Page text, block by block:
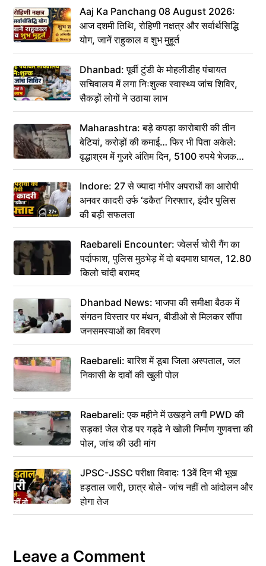
Aaj Ka Panchang 08 August 2026:
आज दशमी तिथि, रोहिणी नक्षत्र और सर्वार्थसिद्धि
योग, जानें राहुकाल व शुभ मुहूर्त
Dhanbad: पूर्वी टुंडी के मोहलीडीह पंचायत
सचिवालय में लगा निःशुल्क स्वास्थ्य जांच शिविर,
सैकड़ों लोगों ने उठाया लाभ
Maharashtra: बड़े कपड़ा कारोबारी की तीन
बेटियां, करोड़ों की कमाई… फिर भी पिता अकेले:
वृद्धाश्रम में गुजरे अंतिम दिन, 5100 रुपये भेजकर
कहा– अंतिम संस्कार कर दीजिए हम नहीं आ पाएंगे
Indore: 27 से ज्यादा गंभीर अपराधों का आरोपी
अनवर कादरी उर्फ ‘डकैत’ गिरफ्तार, इंदौर पुलिस
की बड़ी सफलता
Raebareli Encounter: ज्वेलर्स चोरी गैंग का
पर्दाफाश, पुलिस मुठभेड़ में दो बदमाश घायल, 12.80
किलो चांदी बरामद
Dhanbad News: भाजपा की समीक्षा बैठक में
संगठन विस्तार पर मंथन, बीडीओ से मिलकर सौंपा
जनसमस्याओं का विवरण
Raebareli: बारिश में डूबा जिला अस्पताल, जल
निकासी के दावों की खुली पोल
Raebareli: एक महीने में उखड़ने लगी PWD की
सड़क! जेल रोड पर गड्ढे ने खोली निर्माण गुणवत्ता की
पोल, जांच की उठी मांग
JPSC-JSSC परीक्षा विवाद: 13वें दिन भी भूख
हड़ताल जारी, छात्र बोले- जांच नहीं तो आंदोलन और
होगा तेज
Leave a Comment